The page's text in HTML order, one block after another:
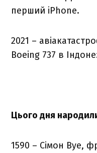
перший iPhone.
2021 –
Boeing 737 в
Цього дня
1590 – Сімон Вуе,